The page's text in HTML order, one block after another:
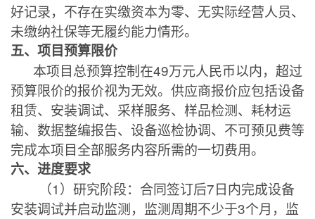
好记录，不存在实缴资本为零、无实际经营人员、
未缴纳社保等无履约能力情形。
五、项目预算限价
本项目总预算控制在49万元人民币以内，超过
预算限价的报价视为无效。供应商报价应包括设备
租赁、安装调试、采样服务、样品检测、耗材运
输、数据整编报告、设备巡检协调、不可预见费等
完成本项目全部服务内容所需的一切费用。
六、进度要求
（1）研究阶段：合同签订后7日内完成设备
安装调试并启动监测，监测周期不少于3个月，监